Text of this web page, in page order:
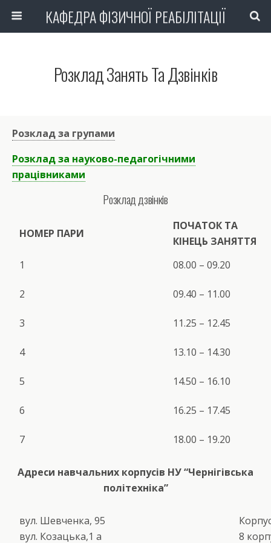
КАФЕДРА ФІЗИЧНОЇ РЕАБІЛІТАЦІЇ
Розклад Занять Та Дзвінків
Розклад за групами
Розклад за науково-педагогічними
працівниками
Розклад дзвінків
НОМЕР ПАРИ
ПОЧАТОК ТА
КІНЕЦЬ ЗАНЯТТЯ
1
08.00 – 09.20
2 09.40 – 11.00
3 11.25 – 12.45
4 13.10 – 14.30
5 14.50 – 16.10
6 16.25 – 17.45
7 18.00 – 19.20
Адреси навчальних корпусів НУ “Чернігівська
політехніка”
вул. Шевченка, 95
вул. Козацька,1 а
8